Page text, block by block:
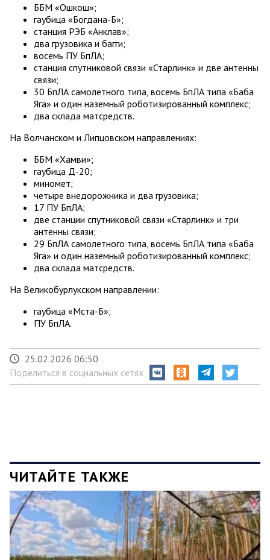
ББМ «Ошкош»;
гаубица «Богдана-Б»;
станция РЭБ «Анклав»;
два грузовика и багги;
восемь ПУ БпЛА;
станция спутниковой связи «Старлинк» и две антенны
связи;
30 БпЛА самолетного типа, восемь БпЛА типа «Баба
Яга» и один наземный роботизированный комплекс;
два склада матсредств.
На Волчанском и Липцовском направлениях:
ББМ «Хамви»;
гаубица Д-20;
миномет;
четыре внедорожника и два грузовика;
17 ПУ БпЛА;
две станции спутниковой связи «Старлинк» и три
антенны связи;
29 БпЛА самолетного типа, восемь БпЛА типа «Баба
Яга» и один наземный роботизированный комплекс;
два склада матсредств.
На Великобурлукском направлении:
гаубица «Мста-Б»;
ПУ БпЛА.
25.02.2026 06:50
Поделиться в социальных сетях
ЧИТАЙТЕ ТАКЖЕ